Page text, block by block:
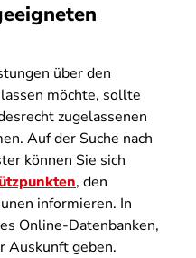
über den
möchte, sollte
zugelassenen
Auf der Suche nach
können Sie sich
, den
informieren. In
Online-Datenbanken,
Auskunft geben.